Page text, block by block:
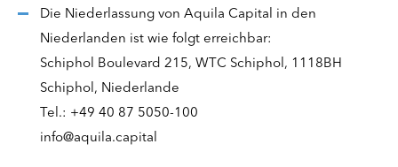
Die Niederlassung von Aquila Capital in den
Niederlanden ist wie folgt erreichbar:
Schiphol Boulevard 215, WTC Schiphol, 1118BH
Schiphol, Niederlande
Tel.: +49 40 87 5050-100
info@aquila.capital